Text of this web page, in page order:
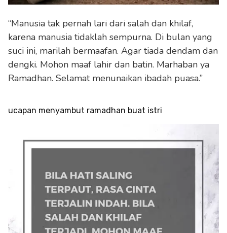
“Manusia tak pernah lari dari salah dan khilaf,
karena manusia tidaklah sempurna. Di bulan yang
suci ini, marilah bermaafan. Agar tiada dendam dan
dengki. Mohon maaf lahir dan batin. Marhaban ya
Ramadhan. Selamat menunaikan ibadah puasa.”
ucapan menyambut ramadhan buat istri